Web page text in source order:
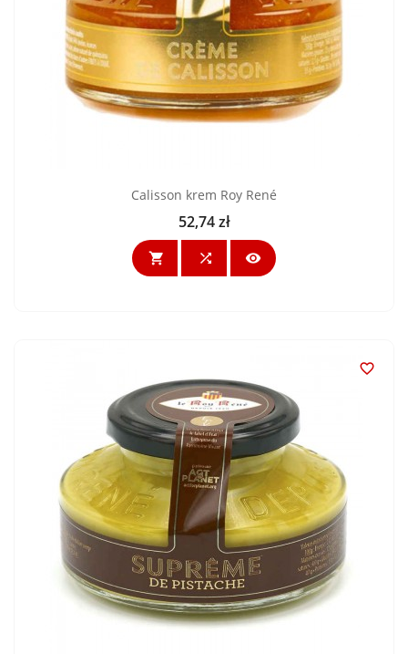
Calisson krem ​​Roy René
Cena
52,74 zł
  
